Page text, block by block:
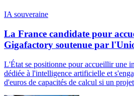
IA souveraine
La France candidate pour
Gigafactory soutenue par
L'État se positionne pour accueillir une
dédiée à l'intelligence artificielle et
d'euros de capacités de calcul si un